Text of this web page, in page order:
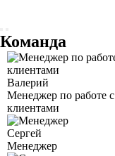
Команда
Валерий
Менеджер по работе с
клиентами
Сергей
Менеджер